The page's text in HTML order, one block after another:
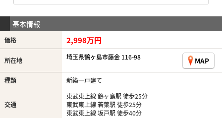
基本情報
価格 2,998万円
所在地 埼玉県鶴ヶ島市藤金 116-98 MAP
種類 新築一戸建て
交通
東武東上線 鶴ヶ島駅 徒歩25分
東武東上線 若葉駅 徒歩25分
東武東上線 坂戸駅 徒歩40分